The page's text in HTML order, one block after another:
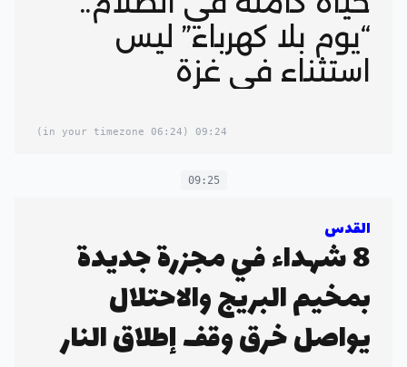
“يوم بلا كهرباء” ليس
استثناء في غزة
09:24
(06:24 in your timezone)
09:25
القدس
8 شهداء في مجزرة جديدة
بمخيم البريج والاحتلال
يواصل خرق وقف إطلاق النار